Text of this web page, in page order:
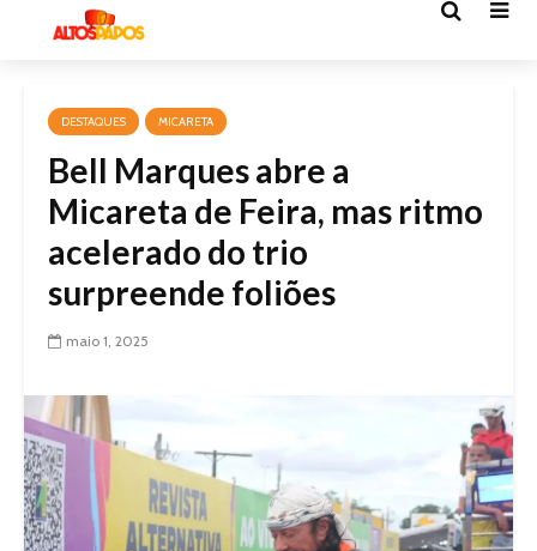
DESTAQUES MICARETA
Bell Marques abre a
Micareta de Feira, mas ritmo
acelerado do trio
surpreende foliões
maio 1, 2025